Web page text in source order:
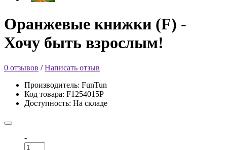
Оранжевые книжки (F) -
Хочу быть взрослым!
0 отзывов /Написать отзыв
Производитель: FunTun
Код товара: F1254015Р
Доступность: На складе
-